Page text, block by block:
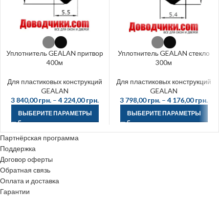
Уплотнитель GEALAN притвор
400м
Для пластиковых конструкций
GEALAN
3 840,00грн. – 4 224,00грн.
ВЫБЕРИТЕ ПАРАМЕТРЫ
Уплотнитель GEALAN стекло
300м
Для пластиковых конструкций
GEALAN
3 798,00грн. – 4 176,00грн.
ВЫБЕРИТЕ ПАРАМЕТРЫ
Партнёрская программа
Поддержка
Договор оферты
Обратная связь
Оплата и доставка
Гарантии